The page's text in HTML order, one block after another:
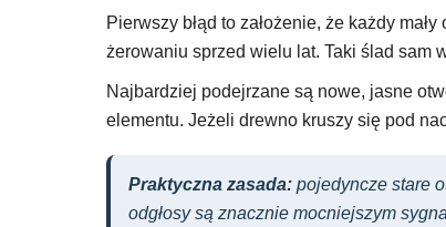
Pierwszy błąd to założenie, że każdy
żerowaniu sprzed wielu lat. Taki ślad sam
Najbardziej podejrzane są nowe, jasne
elementu. Jeżeli drewno kruszy się pod
Praktyczna zasada: pojedyncze stare
odgłosy są znacznie mocniejszym